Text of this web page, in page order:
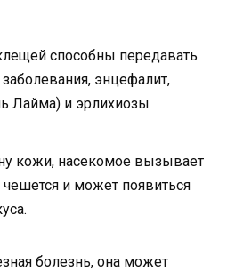
способны передавать
энцефалит,
Лайма) и эрлихиозы
кожи, насекомое вызывает
и может появиться
болезнь, она может